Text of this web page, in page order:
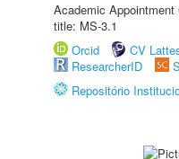
Academic
title: MS-3.1
Orcid
CV
ResearcherID
Repositório